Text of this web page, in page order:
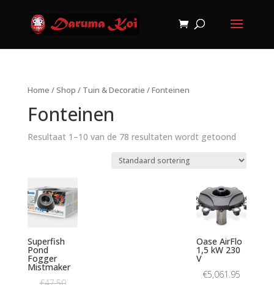
Home /Shop / Tuin & Decoratie / Fonteinen
Fonteinen
Resultaat 1–10 van de 78 resultaten wordt getoond
Superfish
Pond
Fogger
Mistmaker
Oase AirFlo
1,5 kW 230
V
€5,061.95